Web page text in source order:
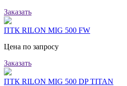
Заказать
ПТК RILON MIG 500 FW
Цена по запросу
Заказать
ПТК RILON MIG 500 DP TITAN